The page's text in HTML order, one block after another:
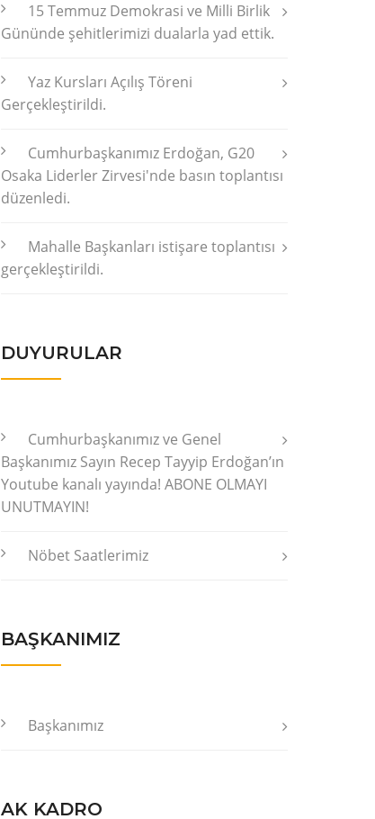
15 Temmuz Demokrasi ve Milli Birlik
Gününde şehitlerimizi dualarla yad ettik.
Yaz Kursları Açılış Töreni
Gerçekleştirildi.
Cumhurbaşkanımız Erdoğan, G20
Osaka Liderler Zirvesi'nde basın toplantısı
düzenledi.
Mahalle Başkanları istişare toplantısı
gerçekleştirildi.
DUYURULAR
Cumhurbaşkanımız ve Genel
Başkanımız Sayın Recep Tayyip Erdoğan’ın
Youtube kanalı yayında! ABONE OLMAYI
UNUTMAYIN!
Nöbet Saatlerimiz
BAŞKANIMIZ
Başkanımız
AK KADRO